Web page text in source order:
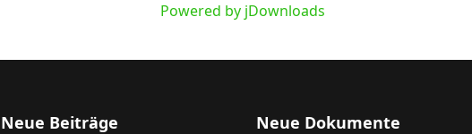
Powered by jDownloads
Neue Beiträge Neue Dokumente